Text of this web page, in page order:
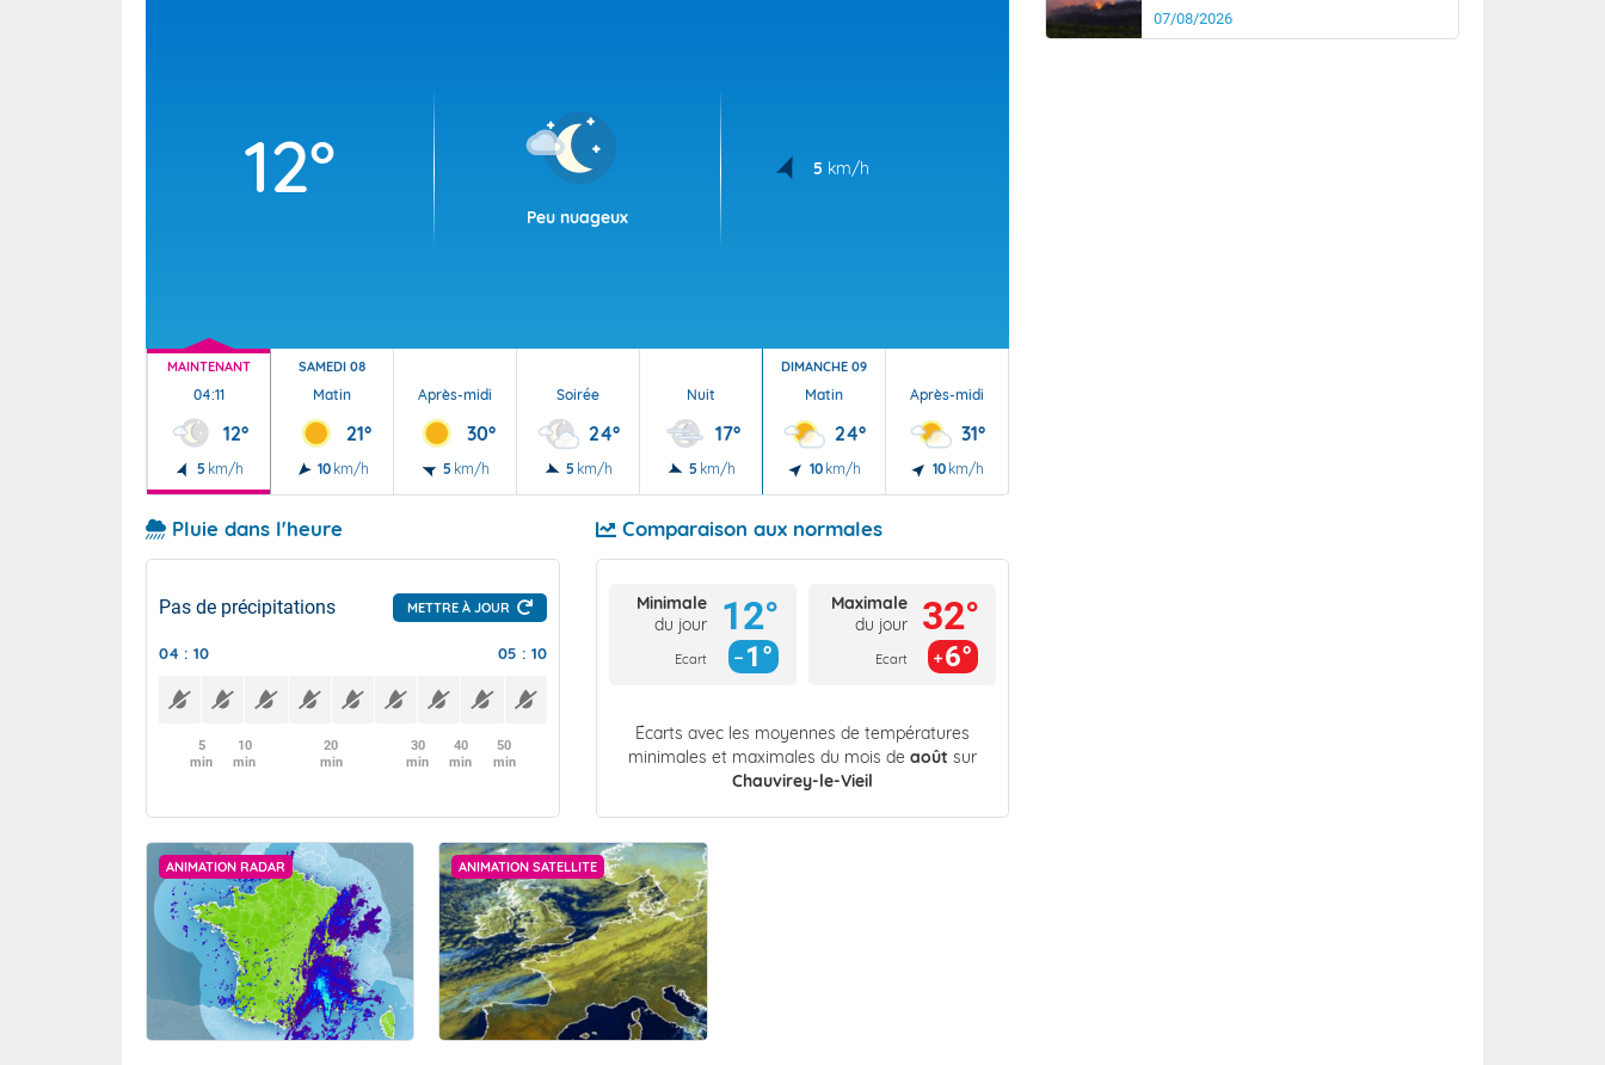
12°
Peu nuageux
5 km/h
MAINTENANT
04:11
12°
5 km/h
SAMEDI 08
Matin
21°
10 km/h
Après-midi
30°
5 km/h
Soirée
24°
5 km/h
Nuit
17°
5 km/h
DIMANCHE 09
Matin
24°
10 km/h
Après-midi
31°
10 km/h
Pluie dans l'heure
Pas de précipitations METTRE À JOUR
04 : 10 05 : 10
5
min
10
min
20
min
30
min
40
min
50
min
Comparaison aux normales
Minimale
du jour
Ecart
12°
1°
Maximale
du jour
Ecart
32°
6°
Écarts avec les moyennes de températures
minimales et maximales du mois de août sur
Chauvirey-le-Vieil
ANIMATION RADAR ANIMATION SATELLITE
07/08/2026